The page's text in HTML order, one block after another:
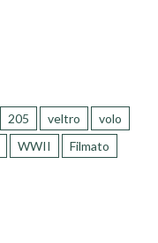
205 veltro
volo
WWII
Filmato